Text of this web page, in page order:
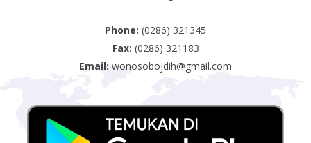
Phone: (0286) 321345
Fax: (0286) 321183
Email: wonosobojdih@gmail.com